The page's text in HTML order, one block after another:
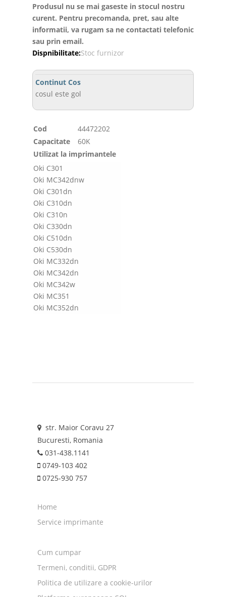
Produsul nu se mai gaseste in stocul nostru
curent. Pentru precomanda, pret, sau alte
informatii, va rugam sa ne contactati telefonic
sau prin email.
Dispnibilitate:Stoc furnizor
Continut Cos
cosul este gol
Cod
44472202
Capacitate
60K
Utilizat la imprimantele
Oki C301
Oki MC342dnw
Oki C301dn
Oki C310dn
Oki C310n
Oki C330dn
Oki C510dn
Oki C530dn
Oki MC332dn
Oki MC342dn
Oki MC342w
Oki MC351
Oki MC352dn
str. Maior Coravu 27
Bucuresti, Romania
031-438.1141
0749-103 402
0725-930 757
Home
Service imprimante
Cum cumpar
Termeni, conditii, GDPR
Politica de utilizare a cookie-urilor